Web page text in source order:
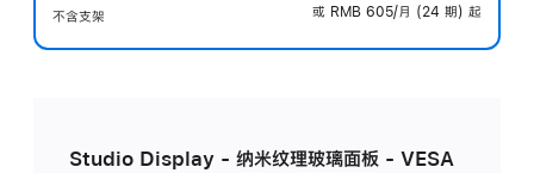
不含支架
或 RMB 605/月 (24 期) 起
Studio Display - 纳米纹理玻璃面板 - VESA